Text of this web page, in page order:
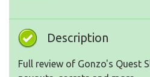
Description
Full review of Gonzo's Quest